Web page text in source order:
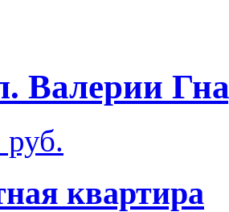
Валерии
руб.
квартира